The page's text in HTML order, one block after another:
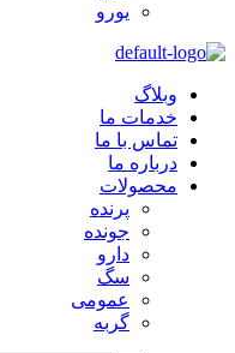
یورو
وبلاگ
خدمات ما
تماس با ما
درباره ما
محصولات
پرنده
جونده
دارو
سگ
عمومی
گربه